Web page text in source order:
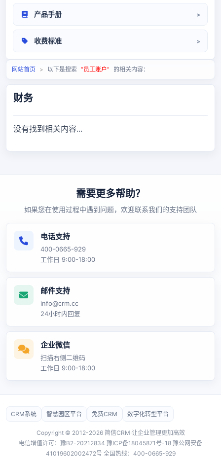
产品手册
收费标准
相关问题 定价标准
网站首页 > 以下是搜索 “员工账户” 的相关内容：
财务
没有找到相关内容...
需要更多帮助？
如果您在使用过程中遇到问题，欢迎联系我们的支持团队
电话支持
400-0665-929
工作日 9:00-18:00
邮件支持
info@crm.cc
24小时内回复
企业微信
扫描右侧二维码
工作日 9:00-18:00
CRM系统 智慧园区平台 免费CRM 数字化转型平台
Copyright © 2012-2026 简信CRM·让企业管理更加高效
电信增值许可：豫B2-20212834 豫ICP备18045871号-18 豫公网安备
41019602002472号 全国热线：400-0665-929